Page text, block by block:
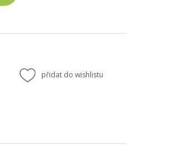
přidat do wishlistu